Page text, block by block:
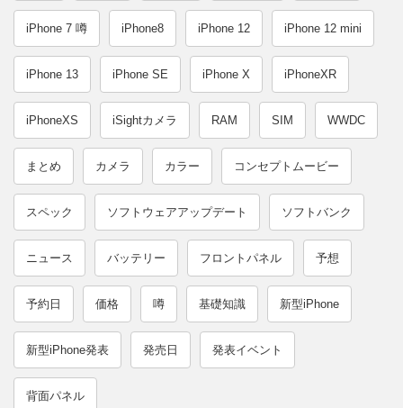
iPhone 7 噂 iPhone8 iPhone 12 iPhone 12 mini
iPhone 13 iPhone SE iPhone X iPhoneXR
iPhoneXS iSightカメラ RAM SIM WWDC
まとめ カメラ カラー コンセプトムービー
スペック ソフトウェアアップデート ソフトバンク
ニュース バッテリー フロントパネル 予想
予約日 価格 噂 基礎知識 新型iPhone
新型iPhone発表 発売日 発表イベント
背面パネル